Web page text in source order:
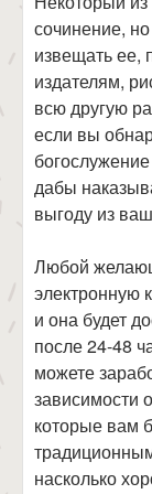
сочинение,
извещать ее,
издателям,
всю другую
если вы
дабы
выгоду из
Любой
электронную
и она будет
после 24-48
можете
зависимости
которые вам
насколько